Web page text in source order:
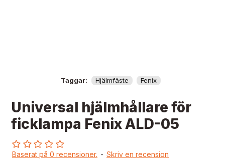
Taggar: Hjälmfäste Fenix
Universal hjälmhållare för
ficklampa Fenix ALD-05
Baserat på 0 recensioner. - Skriv en recension